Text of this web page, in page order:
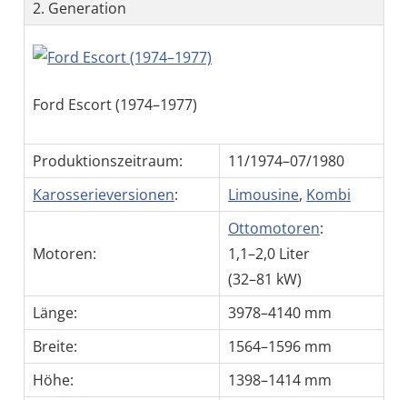
2. Generation
Ford Escort (1974–1977)
Produktionszeitraum:
11/1974–07/1980
Karosserieversionen: Limousine, Kombi
Motoren:
Ottomotoren:
1,1–2,0 Liter
(32–81 kW)
Länge:
3978–4140 mm
Breite:
1564–1596 mm
Höhe:
1398–1414 mm